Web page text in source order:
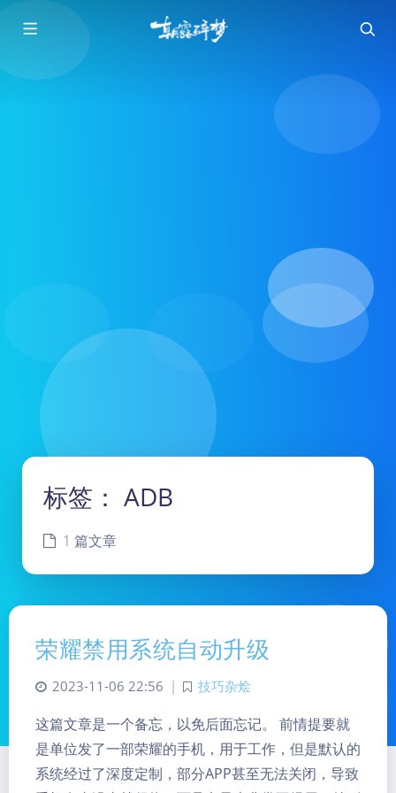
标签： ADB
1 篇文章
荣耀禁用系统自动升级
2023-11-06 22:56 | 技巧杂烩
这篇文章是一个备忘，以免后面忘记。 前情提要就
是单位发了一部荣耀的手机，用于工作，但是默认的
系统经过了深度定制，部分APP甚至无法关闭，导致